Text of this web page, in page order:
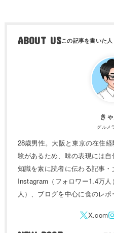
ABOUT US
き
グルメ
28歳男性。大阪と東京の在住
験があるため、味の表現には
知識を素に読者に伝わる記事・
Instagram（フォロワー1.4万
人）、ブログを中心に食のレポ